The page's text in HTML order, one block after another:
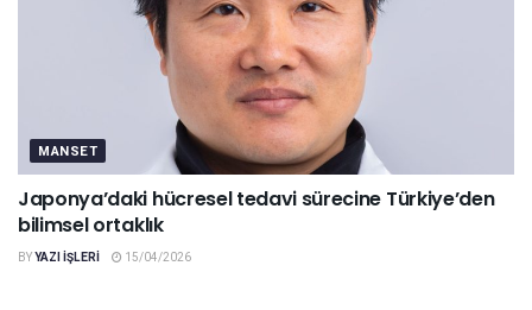
MANSET
Japonya’daki hücresel tedavi sürecine Türkiye’den
bilimsel ortaklık
BYYAZI IŞLERI 15/04/2026